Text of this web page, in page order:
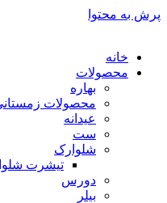
پرش به محتوا
خانه
محصولات
بهاره
محصولات
عیدانه
ست
شلوارک
تیشرت
دورس
بیلر